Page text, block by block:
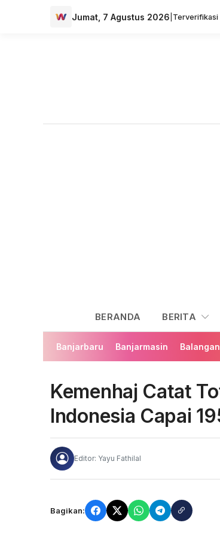
Jumat, 7 Agustus 2026 Terverifikasi
BERANDA BERITA
Banjarbaru Banjarmasin Balangan
Kemenhaj Catat
Indonesia Capai
Editor: Yayu Fathilal
Bagikan: